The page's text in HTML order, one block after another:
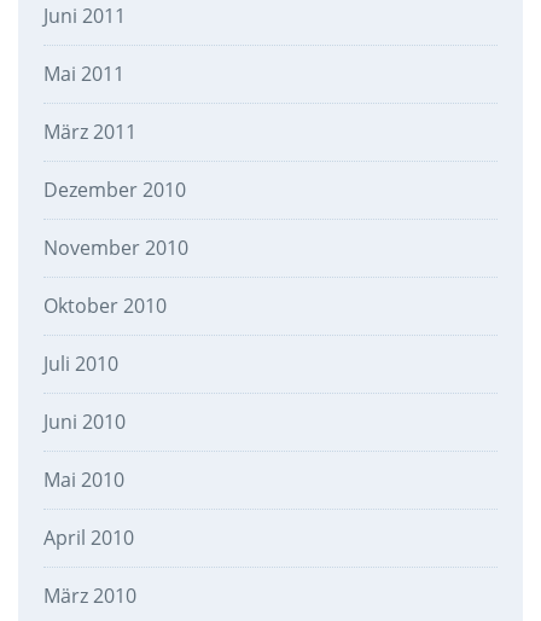
Juni 2011
Mai 2011
März 2011
Dezember 2010
November 2010
Oktober 2010
Juli 2010
Juni 2010
Mai 2010
April 2010
März 2010